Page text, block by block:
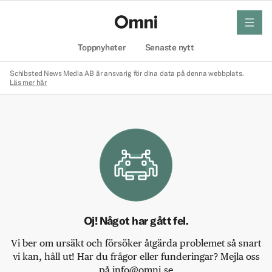
Toppnyheter Senaste nytt
meny
Schibsted News Media AB är ansvarig för dina data på denna webbplats.
Läs mer här
Oj! Något har gått fel.
Vi ber om ursäkt och försöker åtgärda problemet så snart
vi kan, håll ut! Har du frågor eller funderingar? Mejla oss